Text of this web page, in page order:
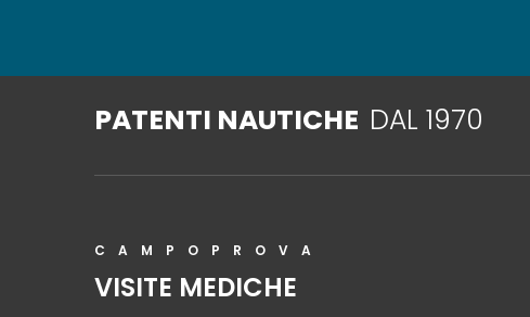
PATENTI NAUTICHE DAL 1970
CAMPOPROVA
VISITE MEDICHE